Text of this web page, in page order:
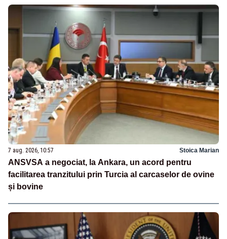
7 aug. 2026, 10:57 Stoica Marian
ANSVSA a negociat, la Ankara, un acord pentru
facilitarea tranzitului prin Turcia al carcaselor de ovine
și bovine